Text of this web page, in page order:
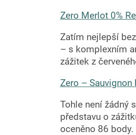
Zero Merlot 0%
Zatím nejlepší
– s komplexním
zážitek z
Zero – Sauvignon
Tohle není žádný
představu o
oceněno 86